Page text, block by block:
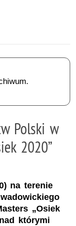
Polski w
2020”
na terenie
„Osiek
którymi